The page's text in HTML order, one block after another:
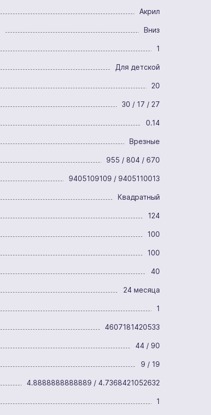
Акрил
Вниз
1
Для детской
20
30 / 17 / 27
0.14
Врезные
955 / 804 / 670
9405109109 / 9405110013
Квадратный
124
100
100
40
24 месяца
1
4607181420533
44 / 90
9 / 19
4.8888888888889 / 4.7368421052632
1